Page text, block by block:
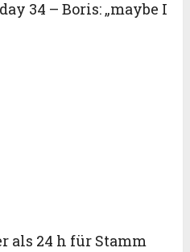
34 – Boris: „maybe I
als 24 h für Stamm